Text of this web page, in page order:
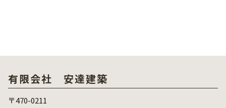
有限会社 安達建築
〒470-0211